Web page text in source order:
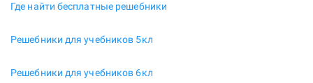
Где найти бесплатные решебники
Решебники для учебников 5кл
Решебники для учебников 6кл